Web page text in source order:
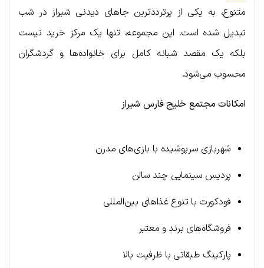
متنوع، به یکی از پرترددترین جاهای دیدنی شیراز در شب
تبدیل شده است. این مجموعه، تنها یک مرکز خرید نیست
بلکه یک مقصد شبانه کامل برای خانواده‌ها و گردشگران
محسوب می‌شود.
امکانات مجتمع خلیج فارس شیراز
شهربازی سرپوشیده با بازی‌های مدرن
پردیس سینمایی چند سالن
فودکورت با تنوع غذاهای بین‌المللی
فروشگاه‌های برند و معتبر
پارکینگ طبقاتی با ظرفیت بالا